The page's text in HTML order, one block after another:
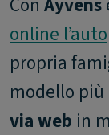
online l’auto
propria
modello
via web in